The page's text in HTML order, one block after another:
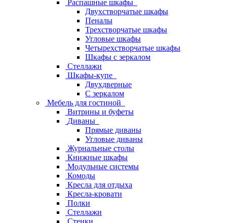
Распашные шкафы
Двухстворчатые шкафы
Пеналы
Трехстворчатые шкафы
Угловые шкафы
Четырехстворчатые шкафы
Шкафы с зеркалом
Стеллажи
Шкафы-купе
Двухдверные
С зеркалом
Мебель для гостиной
Витрины и буфеты
Диваны
Прямые диваны
Угловые диваны
Журнальные столы
Книжные шкафы
Модульные системы
Комоды
Кресла для отдыха
Кресла-кровати
Полки
Стеллажи
Стенки